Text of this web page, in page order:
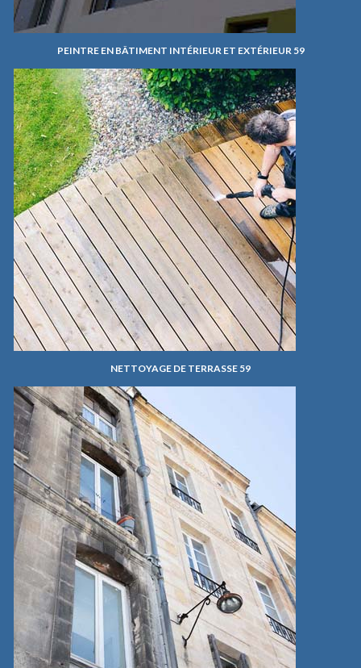
PEINTRE EN BÂTIMENT INTÉRIEUR ET EXTÉRIEUR 59
NETTOYAGE DE TERRASSE 59